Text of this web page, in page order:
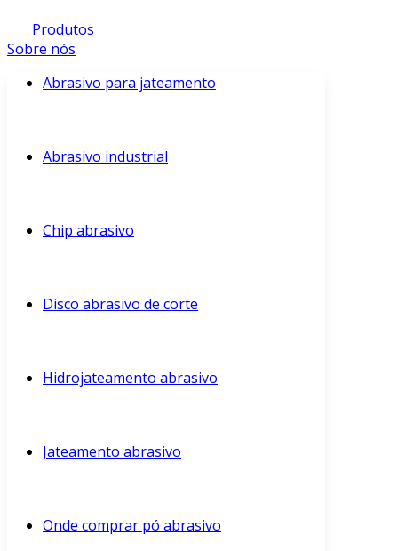
Produtos
Sobre nós
Abrasivo para jateamento
Abrasivo industrial
Chip abrasivo
Disco abrasivo de corte
Hidrojateamento abrasivo
Jateamento abrasivo
Onde comprar pó abrasivo